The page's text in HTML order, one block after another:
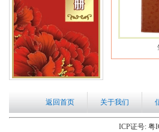
返回首页 关于我们
ICP证号: 粤